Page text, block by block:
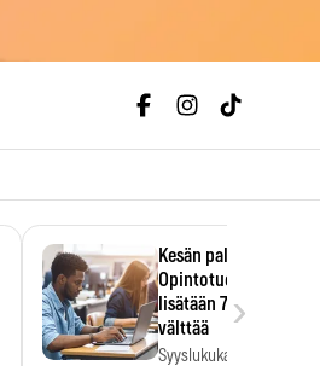
Kesän palkka
Opintotuen
lisätään 7,5
välttää
Syyslukukauden
›